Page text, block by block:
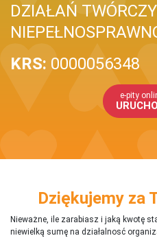
DZIAŁAŃ
KRS: 0000056348
e-pity
Dziękujemy za
Nieważne, ile zarabiasz i jaką kwotę
niewielką sumę na działalnosć